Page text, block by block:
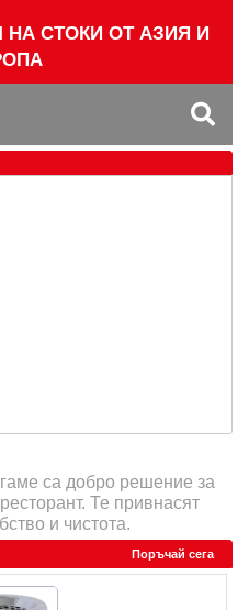
НА СТОКИ ОТ АЗИЯ И
са добро решение за
Те привнасят
и чистота.
Поръчай сега